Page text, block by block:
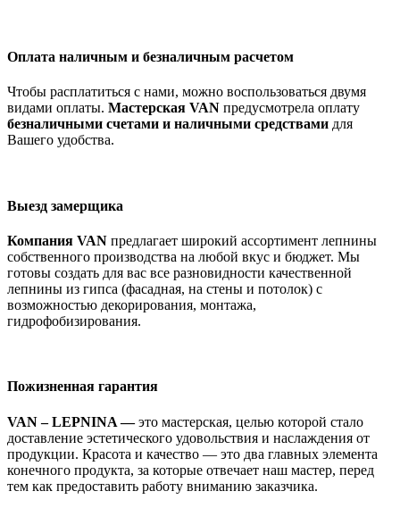
Оплата наличным и безналичным расчетом
Чтобы расплатиться с нами, можно воспользоваться двумя
видами оплаты. Мастерская VAN предусмотрела оплату
безналичными счетами и наличными средствами для
Вашего удобства.
Выезд замерщика
Компания VAN предлагает широкий ассортимент лепнины
собственного производства на любой вкус и бюджет. Мы
готовы создать для вас все разновидности качественной
лепнины из гипса (фасадная, на стены и потолок) с
возможностью декорирования, монтажа,
гидрофобизирования.
Пожизненная гарантия
VAN – LEPNINA —это мастерская, целью которой стало
доставление эстетического удовольствия и наслаждения от
продукции. Красота и качество — это два главных элемента
конечного продукта, за которые отвечает наш мастер, перед
тем как предоставить работу вниманию заказчика.